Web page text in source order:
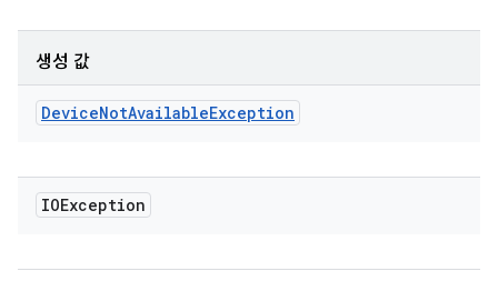
생성 값
DeviceNotAvailableException
IOException